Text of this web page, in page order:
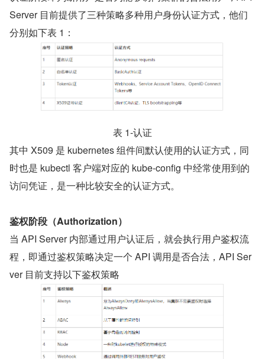
Server 目前提供了三种策略多种用户身份认证方式，他们
分别如下表 1：
表 1-认证
其中 X509 是 kubernetes 组件间默认使用的认证方式，同
时也是 kubectl 客户端对应的 kube-config 中经常使用到的
访问凭证，是一种比较安全的认证方式。
鉴权阶段（Authorization）
当 API Server 内部通过用户认证后，就会执行用户鉴权流
程，即通过鉴权策略决定一个 API 调用是否合法，API Ser
ver 目前支持以下鉴权策略